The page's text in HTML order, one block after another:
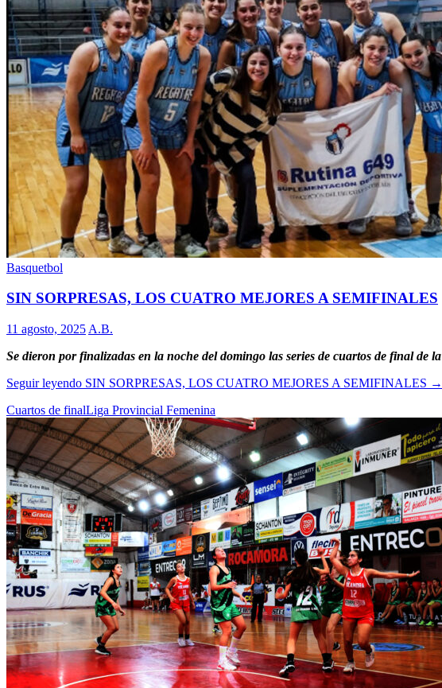
Basquetbol
SIN SORPRESAS, LOS CUATRO MEJORES A SEMIFINALES
11 agosto, 2025 A.B.
Se dieron por finalizadas en la noche del domingo las series de cuartos de final de
Seguir leyendo SIN SORPRESAS, LOS CUATRO MEJORES A SEMIFINALES →
Cuartos de finalLiga Provincial Femenina